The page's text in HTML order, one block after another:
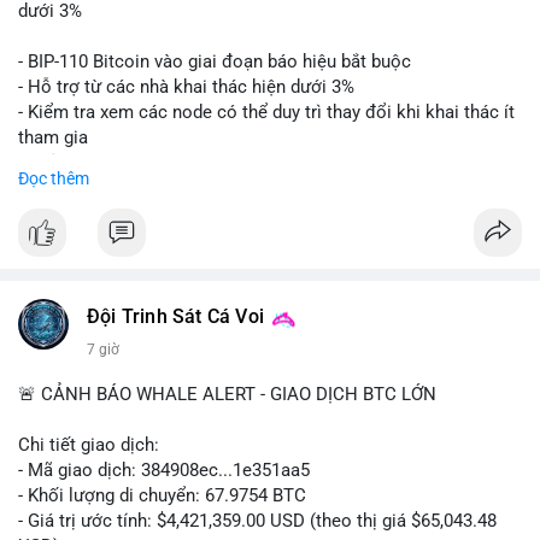
giá. Cần theo dõi sát sao bước tiếp theo của dòng tiền này.
Lời khuyên: Nhà đầu tư nhỏ lẻ nên thận trọng quan sát biến
động thanh khoản trong 24-48 giờ tới. Tránh hành động theo
cảm xúc, hãy chờ xác nhận điểm đến của số BTC này trước khi
điều chỉnh vị thế.
#556btc #36trusd
dưới 3%
- BIP-110 Bitcoin vào giai đoạn báo hiệu bắt buộc
- Hỗ trợ từ các nhà khai thác hiện dưới 3%
- Kiểm tra xem các node có thể duy trì thay đổi khi khai thác ít
tham gia
📰 Nguồn: Cointelegraph
Đọc thêm
Đội Trinh Sát Cá Voi
7 giờ
🚨 CẢNH BÁO WHALE ALERT - GIAO DỊCH BTC LỚN
Chi tiết giao dịch:
- Mã giao dịch: 384908ec...1e351aa5
- Khối lượng di chuyển: 67.9754 BTC
- Giá trị ước tính: $4,421,359.00 USD (theo thị giá $65,043.48